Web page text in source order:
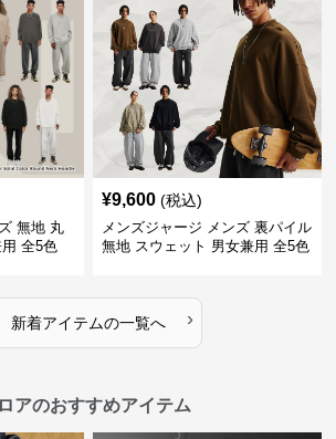
無地 丸
全5色
¥9,600 (税込)
メンズジャージ メンズ 裏パイル
無地 スウェット 男女兼用 全5色
新着アイテムの一覧へ ›
アのおすすめアイテム